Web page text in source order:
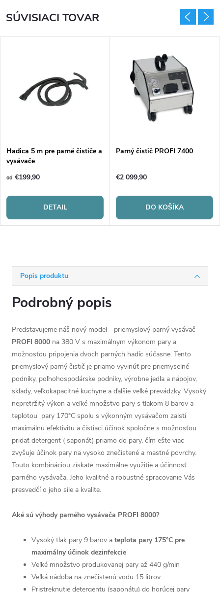
Popis produktu
Podrobný popis
Predstavujeme náš nový model - priemyslový parný vysávač -
PROFI 8000 na 380 V s maximálnym výkonom pary a
možnosťou pripojenia dvoch parných hadíc súčasne. Tento
priemyslový parný čistič je priamo vyvinúť pre priemyselné
podniky, poľnohospodárske podniky, výrobne jedla a nápojov,
sklady, veľkokapacitné kuchyne a ďalšie veľké prevádzky. Vysoký
nepretržitý výkon a veľké množstvo pary s tlakom 8 barov a
teplotou pary 170°C spolu s výkonným vysávačom zaistí
maximálnu efektivitu a čistiaci účinok spoločne s možnosťou
pridať detergent ( saponát) priamo do pary, čím ešte viac
zvyšuje účinok pary na vysoko znečistené a mastné povrchy.
Touto kombináciou získate maximálne využitie a účinnosť
parného vysávača. Jeho kvalitné a robustné spracovanie Vás
presvedčí o jeho sile a kvalite.
Aké sú výhody parného vysávača PROFI 8000?
Vysoký tlak pary 9 barov a teplota pary 175°C pre
maximálny účinok dezinfekcie
Veľké množstvo produkovanej pary až 440 g/min
Veľká nádoba na znečistenú vodu 15 litrov
Pristreknutie detergentu (saponátu) do horúcej pary
SÚVISIACI TOVAR
Hadica 5 m pre parné čističe a
vysávače
od €199,90
DETAIL
Parný čistič PROFI 7400
€2 099,90
DO KOŠÍKA